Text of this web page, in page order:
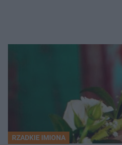
RZADKIE IMIONA